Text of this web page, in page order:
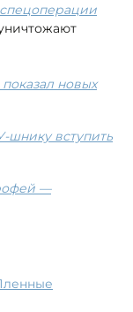
новых
вступить
—
пленные